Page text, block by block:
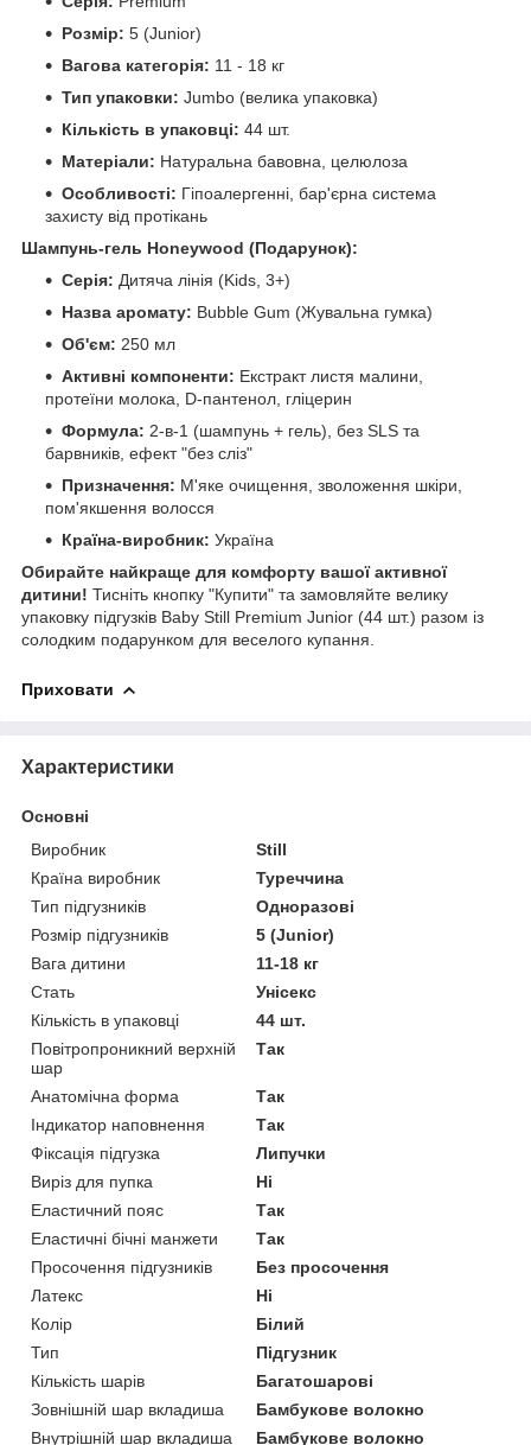
Розмір: 5 (Junior)
Вагова категорія: 11 - 18 кг
Тип упаковки: Jumbo (велика упаковка)
Кількість в упаковці: 44 шт.
Матеріали: Натуральна бавовна, целюлоза
Особливості: Гіпоалергенні, бар'єрна система
захисту від протікань
Шампунь-гель Honeywood (Подарунок):
Серія: Дитяча лінія (Kids, 3+)
Назва аромату: Bubble Gum (Жувальна гумка)
Об'єм: 250 мл
Активні компоненти: Екстракт листя малини,
протеїни молока, D-пантенол, гліцерин
Формула: 2-в-1 (шампунь + гель), без SLS та
барвників, ефект "без сліз"
Призначення: М'яке очищення, зволоження шкіри,
пом'якшення волосся
Країна-виробник: Україна
Обирайте найкраще для комфорту вашої активної
дитини! Тисніть кнопку "Купити" та замовляйте велику
упаковку підгузків Baby Still Premium Junior (44 шт.) разом із
солодким подарунком для веселого купання.
Приховати
Характеристики
Основні
Виробник
Still
Країна виробник
Туреччина
Тип підгузників
Одноразові
Розмір підгузників
5 (Junior)
Вага дитини
11-18 кг
Стать
Унісекс
Кількість в упаковці
44 шт.
Повітропроникний верхній
шар
Так
Анатомічна форма
Так
Індикатор наповнення
Так
Фіксація підгузка
Липучки
Виріз для пупка
Ні
Еластичний пояс
Так
Еластичні бічні манжети
Так
Просочення підгузників
Без просочення
Латекс
Ні
Колір
Білий
Тип
Підгузник
Кількість шарів
Багатошарові
Зовнішній шар вкладиша
Бамбукове волокно
Внутрішній шар вкладиша
Бамбукове волокно